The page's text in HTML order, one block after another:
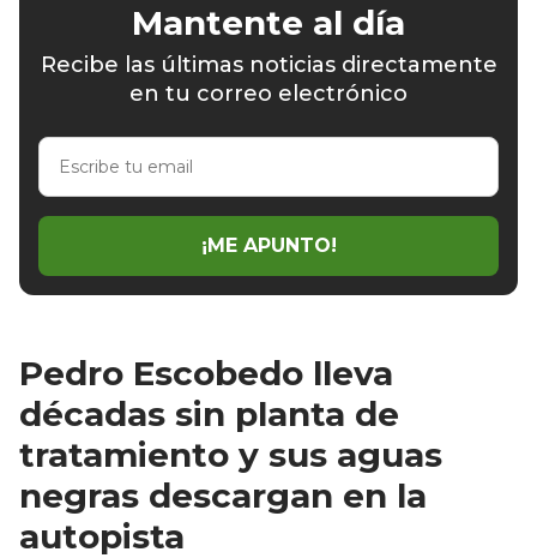
Mantente al día
Recibe las últimas noticias directamente
en tu correo electrónico
Escribe
email
¡ME APUNTO!
Pedro Escobedo lleva
décadas sin planta de
tratamiento y sus aguas
negras descargan en la
autopista